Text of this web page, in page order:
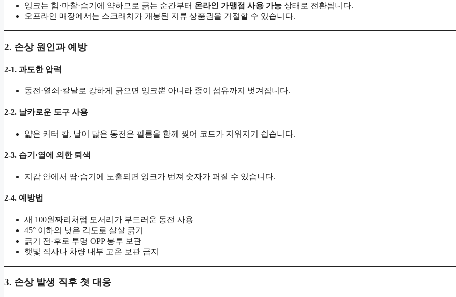
잉크는 힘·마찰·습기에 약하므로 긁는 순간부터 온라인 가맹점 사용 가능 상태로 전환됩니다.
오프라인 매장에서는 스크래치가 개봉된 지류 상품권을 거절할 수 있습니다.
2. 손상 원인과 예방
2-1. 과도한 압력
동전·열쇠·칼날로 강하게 긁으면 잉크뿐 아니라 종이 섬유까지 벗겨집니다.
2-2. 날카로운 도구 사용
얇은 커터 칼, 날이 닳은 동전은 필름을 함께 찢어 코드가 지워지기 쉽습니다.
2-3. 습기·열에 의한 퇴색
지갑 안에서 땀·습기에 노출되면 잉크가 번져 숫자가 퍼질 수 있습니다.
2-4. 예방법
새 100원짜리처럼 모서리가 부드러운 동전 사용
45° 이하의 낮은 각도로 살살 긁기
긁기 전·후로 투명 OPP 봉투 보관
햇빛 직사나 차량 내부 고온 보관 금지
3. 손상 발생 직후 첫 대응